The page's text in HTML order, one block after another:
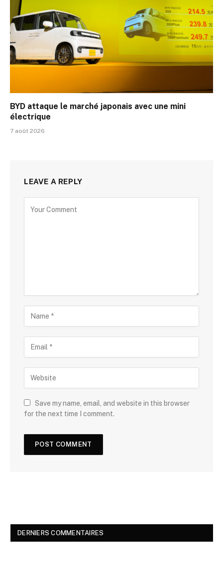
BYD attaque le marché japonais avec une mini
électrique
7 août 2026
LEAVE A REPLY
Save my name, email, and website in this browser
for the next time I comment.
DERNIERS COMMENTAIRES